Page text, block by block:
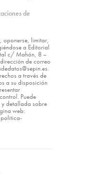
de
oponerse, limitar,
a Editorial
c/ Mahón, 8 –
de correo
a través de
a su disposición
Puede
detallada sobre
web: